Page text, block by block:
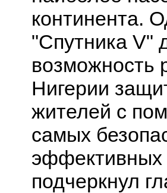
континента.
"Спутника V"
возможность
Нигерии
жителей с
самых
эффективных
подчеркнул